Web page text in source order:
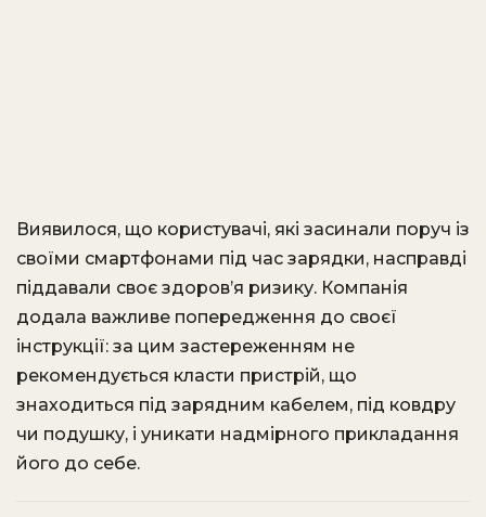
Виявилося, що користувачі, які засинали поруч із
своїми смартфонами під час зарядки, насправді
піддавали своє здоров’я ризику. Компанія
додала важливе попередження до своєї
інструкції: за цим застереженням не
рекомендується класти пристрій, що
знаходиться під зарядним кабелем, під ковдру
чи подушку, і уникати надмірного прикладання
його до себе.